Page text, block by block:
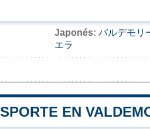
Japonés: バルデモリ
エラ
EN